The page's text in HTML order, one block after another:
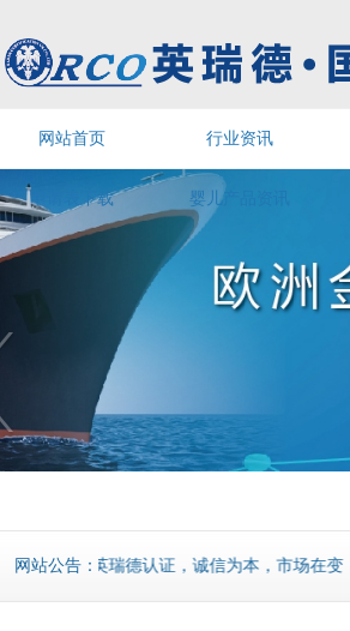
网站首页 行业资讯
申请表下载 婴儿产品资讯
网站公告：英瑞德认证，诚信为本，市场在变，